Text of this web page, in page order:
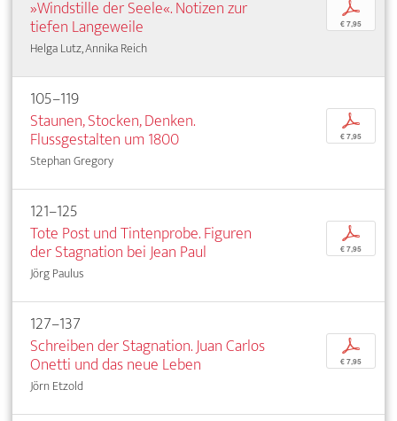
»Windstille der Seele«. Notizen zur
tiefen Langeweile
Helga Lutz, Annika Reich
p
€ 7,95
105–119
Staunen, Stocken, Denken.
Flussgestalten um 1800
Stephan Gregory
p
€ 7,95
121–125
Tote Post und Tintenprobe. Figuren
der Stagnation bei Jean Paul
Jörg Paulus
p
€ 7,95
127–137
Schreiben der Stagnation. Juan Carlos
Onetti und das neue Leben
Jörn Etzold
p
€ 7,95